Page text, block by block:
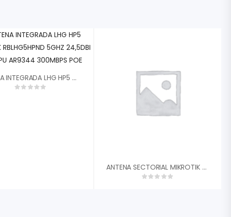
ANTENA INTEGRADA LHG HP5 MIKROTIK RBLHG5HPND 5GHZ 24,5DBI CPE CPU AR9344 300MBPS POE
ANTENA SECTORIAL MIKROTIK MTAS-5G-15D120 15DBI 120 GRADOS DUAL POLARIDAD CONECTORES 2XRP-SMA